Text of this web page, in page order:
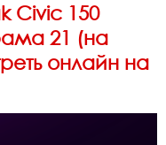
Civic 150
21 (на
онлайн на